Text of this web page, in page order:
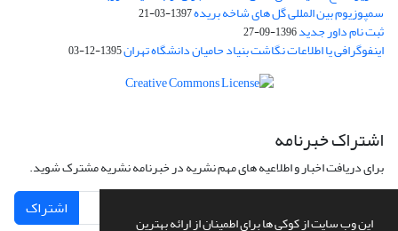
این وب سایت از کوکی ها برای اطمینان از ارائه بهترین
سمپوزیوم بین المللی گل های شاخه بریده1397-03-21
ثبت نام داور جدید1396-09-27
اینفوگرافی یا اطلاعات نگاشت بنیاد حامیان دانشگاه تهران1395-12-03
اشتراک خبرنامه
برای دریافت اخبار و اطلاعیه های مهم نشریه در خبرنامه نشریه مشترک شوید.
اشتراک